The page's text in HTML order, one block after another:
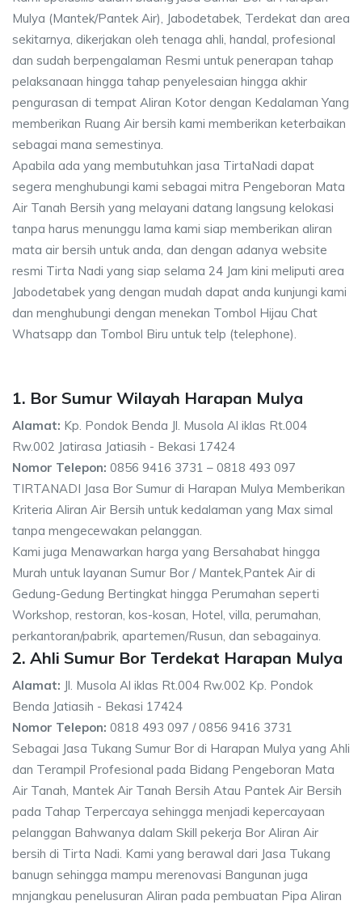
Mulya (Mantek/Pantek Air), Jabodetabek, Terdekat dan area
sekitarnya, dikerjakan oleh tenaga ahli, handal, profesional
dan sudah berpengalaman Resmi untuk penerapan tahap
pelaksanaan hingga tahap penyelesaian hingga akhir
pengurasan di tempat Aliran Kotor dengan Kedalaman Yang
memberikan Ruang Air bersih kami memberikan keterbaikan
sebagai mana semestinya.
Apabila ada yang membutuhkan jasa TirtaNadi dapat
segera menghubungi kami sebagai mitra Pengeboran Mata
Air Tanah Bersih yang melayani datang langsung kelokasi
tanpa harus menunggu lama kami siap memberikan aliran
mata air bersih untuk anda, dan dengan adanya website
resmi Tirta Nadi yang siap selama 24 Jam kini meliputi area
Jabodetabek yang dengan mudah dapat anda kunjungi kami
dan menghubungi dengan menekan Tombol Hijau Chat
Whatsapp dan Tombol Biru untuk telp (telephone).
1. Bor Sumur Wilayah Harapan Mulya
Alamat: Kp. Pondok Benda Jl. Musola Al iklas Rt.004
Rw.002 Jatirasa Jatiasih - Bekasi 17424
Nomor Telepon: 0856 9416 3731 – 0818 493 097
TIRTANADI Jasa Bor Sumur di Harapan Mulya Memberikan
Kriteria Aliran Air Bersih untuk kedalaman yang Max simal
tanpa mengecewakan pelanggan.
Kami juga Menawarkan harga yang Bersahabat hingga
Murah untuk layanan Sumur Bor / Mantek,Pantek Air di
Gedung-Gedung Bertingkat hingga Perumahan seperti
Workshop, restoran, kos-kosan, Hotel, villa, perumahan,
perkantoran/pabrik, apartemen/Rusun, dan sebagainya.
2. Ahli Sumur Bor Terdekat Harapan Mulya
Alamat: Jl. Musola Al iklas Rt.004 Rw.002 Kp. Pondok
Benda Jatiasih - Bekasi 17424
Nomor Telepon: 0818 493 097 / 0856 9416 3731
Sebagai Jasa Tukang Sumur Bor di Harapan Mulya yang Ahli
dan Terampil Profesional pada Bidang Pengeboran Mata
Air Tanah, Mantek Air Tanah Bersih Atau Pantek Air Bersih
pada Tahap Terpercaya sehingga menjadi kepercayaan
pelanggan Bahwanya dalam Skill pekerja Bor Aliran Air
bersih di Tirta Nadi. Kami yang berawal dari Jasa Tukang
banugn sehingga mampu merenovasi Bangunan juga
mnjangkau penelusuran Aliran pada pembuatan Pipa Aliran